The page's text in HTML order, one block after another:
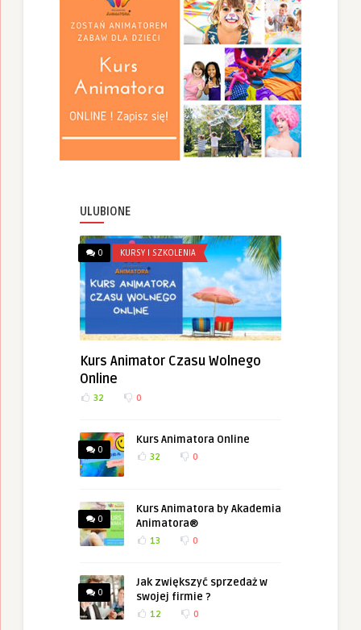
ULUBIONE
0 KURSY I SZKOLENIA
Kurs Animator Czasu Wolnego
Online
32 0
0
Kurs Animatora Online
32 0
0
Kurs Animatora by Akademia
Animatora®
13 0
0
Jak zwiększyć sprzedaż w
swojej firmie ?
12 0